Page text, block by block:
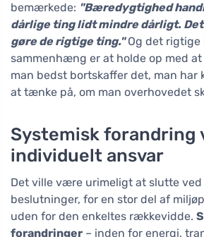
bemærkede: "Bæredygtighed
dårlige ting lidt mindre dårligt.
gøre de rigtige ting."Og det rigtige
sammenhæng er at holde op med
man bedst bortskaffer det, man har
at tænke på, om man overhovedet
Systemisk forandring
individuelt ansvar
Det ville være urimeligt at slutte
beslutninger, for en stor del af
uden for den enkeltes rækkevidde.
forandringer – inden for energi,